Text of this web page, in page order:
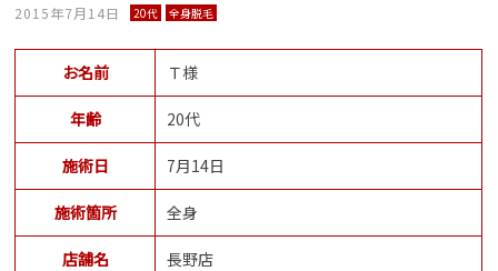
2015年7月14日 20代 全身脱毛
お名前 Ｔ様
年齢 20代
施術日 7月14日
施術箇所 全身
店舗名 長野店